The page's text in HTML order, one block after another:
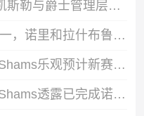
留队前景生变！Amick称凯斯勒与爵士管理层存在核心分歧
Shams：开拓者新帅二选一，诺里和拉什布鲁克成最终候选人
萨尔完成右脚骨折手术，Shams乐观预计新赛季开打前就能完全康复
公牛选聘不止斯普利特！Shams透露已完成诺里等三位森林狼助教面试